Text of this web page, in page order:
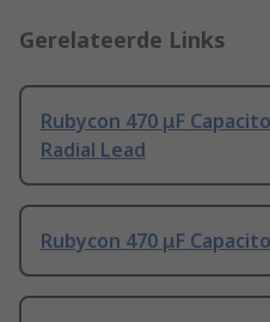
Gerelateerde Links
Rubycon 470 μF
Radial Lead
Rubycon 470 μF